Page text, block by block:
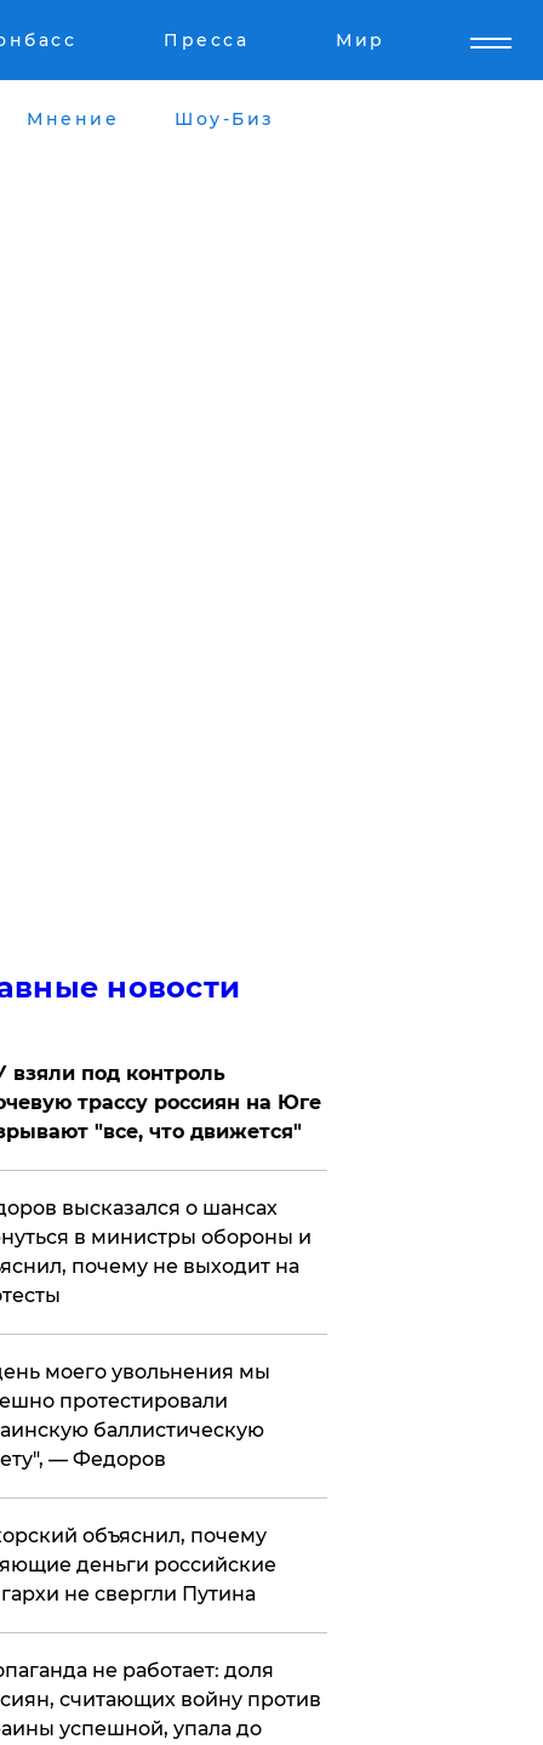
Пресса Мир
Мнение Шоу-Биз
новости
взяли под контроль
трассу россиян на Юге
"все, что движется"
высказался о шансах
в министры обороны и
почему не выходит на
моего увольнения мы
протестировали
баллистическую
— Федоров
объяснил, почему
деньги российские
не свергли Путина
не работает: доля
считающих войну против
успешной, упала до